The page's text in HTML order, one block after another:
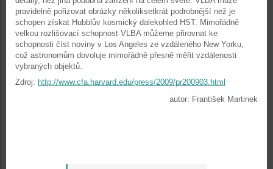
pravidelně pořizovat obrázky několiksetkrát podrobnější než je
schopen získat Hubblův kosmický dalekohled HST. Mimořádně
velkou rozlišovací schopnost VLBA můžeme přirovnat ke
schopnosti číst noviny v Los Angeles ze vzdáleného New Yorku,
což astronomům dovoluje mimořádně přesně měřit vzdálenosti
vybraných objektů.
Zdroj: http://www.cfa.harvard.edu/press/2009/pr200903.html
autor: František Martinek